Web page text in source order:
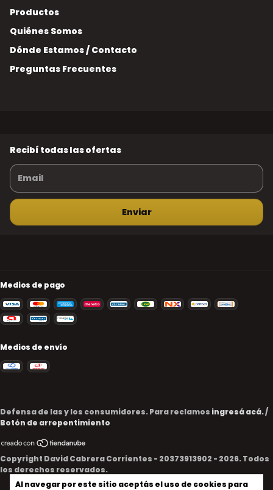
Al navegar por este sitio aceptás el uso de cookies para
Productos
Quiénes Somos
Dónde Estamos / Contacto
Preguntas Frecuentes
Recibí todas las ofertas
Medios de pago
Medios de envío
Defensa de las y los consumidores. Para reclamos ingresá acá./
Botón de arrepentimiento
Copyright David Cabrera Corrientes - 20373913902 - 2026. Todos
los derechos reservados.